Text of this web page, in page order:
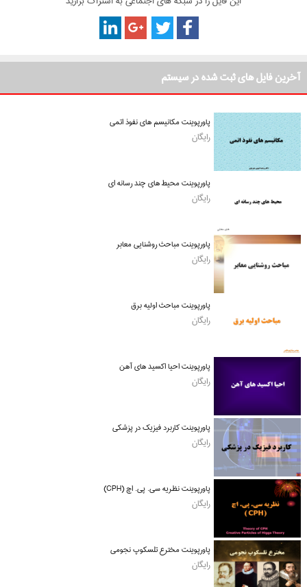
آخرین فایل های ثبت شده در سیستم
پاورپوینت مکانیسم های نفوذ اتمی
رایگان
پاورپوینت محیط های چند رسانه ای
رایگان
پاورپوینت مباحث روشنایی معابر
رایگان
پاورپوینت مباحث اولیه برق
رایگان
پاورپوینت احیا اکسید های آهن
رایگان
پاورپوینت کاربرد فیزیک در پزشکی
رایگان
پاورپوینت نظریه سی. پی. اچ (CPH)
رایگان
پاورپوینت مخترع تلسکوپ نجومی
رایگان